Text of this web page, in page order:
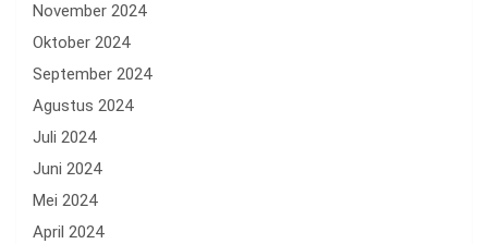
November 2024
Oktober 2024
September 2024
Agustus 2024
Juli 2024
Juni 2024
Mei 2024
April 2024